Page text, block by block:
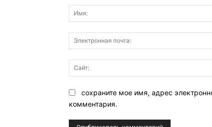
сохраните мое имя, адрес
комментария.